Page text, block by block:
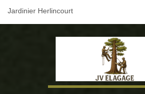
Jardinier Herlincourt